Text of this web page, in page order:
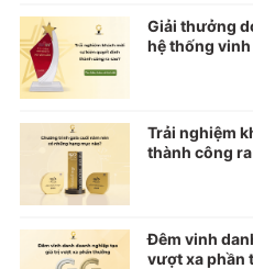
Giải thưởng
hệ thống
Trải nghiệm
thành công
Đêm vinh
vượt xa phần